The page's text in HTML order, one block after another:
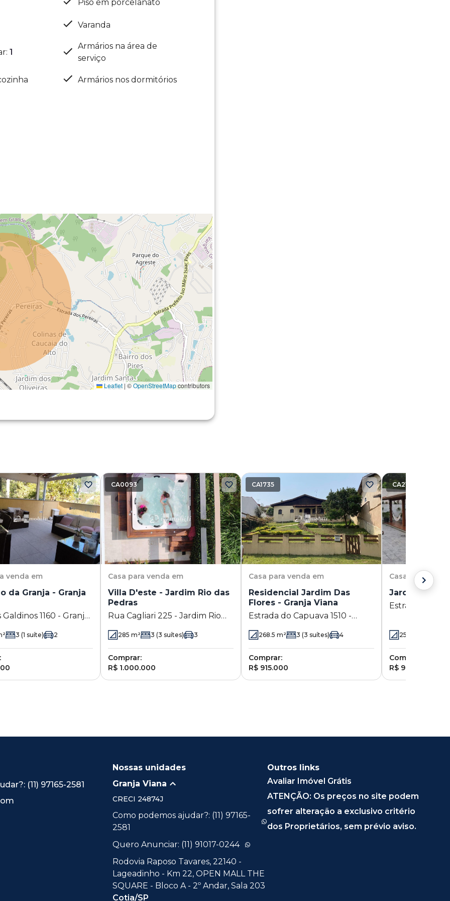
Piso em porcelanato
Varanda
: 1
Armários na área de
serviço
Armários nos dormitórios
Leaflet | ©OpenStreetMapcontributors
venda em
da Granja - Granja
1160 - Granja
3 (1 suíte) 2
CA0093
Casa para venda em
Villa D'este - Jardim Rio das
Pedras
Rua Cagliari 225 - Jardim Rio
285 m² 3 (3 suítes) 3
Comprar:
R$ 1.000.000
CA1735
Casa para venda em
Residencial Jardim Das
Flores - Granja Viana
Estrada do Capuava 1510 -
268.5 m² 3 (3 suítes) 4
Comprar:
R$ 915.000
CA2149
Casa para
Jardim
Estrada do
259
Comprar:
R$ 900.000
(11) 97165-2581
Nossas unidades
Granja Viana
CRECI 24874J
Como podemos ajudar?: (11) 97165-
2581
Quero Anunciar: (11) 91017-0244
Rodovia Raposo Tavares, 22140 -
Lageadinho - Km 22, OPEN MALL THE
SQUARE - Bloco A - 2º Andar, Sala 203
Cotia/SP
Outros links
Avaliar Imóvel Grátis
ATENÇÃO: Os preços no site podem
sofrer alteração a exclusivo critério
dos Proprietários, sem prévio aviso.